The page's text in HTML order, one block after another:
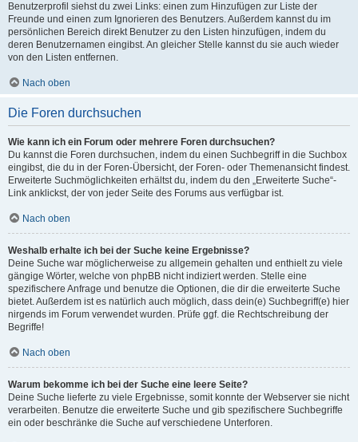
Benutzerprofil siehst du zwei Links: einen zum Hinzufügen zur Liste der
Freunde und einen zum Ignorieren des Benutzers. Außerdem kannst du im
persönlichen Bereich direkt Benutzer zu den Listen hinzufügen, indem du
deren Benutzernamen eingibst. An gleicher Stelle kannst du sie auch wieder
von den Listen entfernen.
Nach oben
Die Foren durchsuchen
Wie kann ich ein Forum oder mehrere Foren durchsuchen?
Du kannst die Foren durchsuchen, indem du einen Suchbegriff in die Suchbox
eingibst, die du in der Foren-Übersicht, der Foren- oder Themenansicht findest.
Erweiterte Suchmöglichkeiten erhältst du, indem du den „Erweiterte Suche“-
Link anklickst, der von jeder Seite des Forums aus verfügbar ist.
Nach oben
Weshalb erhalte ich bei der Suche keine Ergebnisse?
Deine Suche war möglicherweise zu allgemein gehalten und enthielt zu viele
gängige Wörter, welche von phpBB nicht indiziert werden. Stelle eine
spezifischere Anfrage und benutze die Optionen, die dir die erweiterte Suche
bietet. Außerdem ist es natürlich auch möglich, dass dein(e) Suchbegriff(e) hier
nirgends im Forum verwendet wurden. Prüfe ggf. die Rechtschreibung der
Begriffe!
Nach oben
Warum bekomme ich bei der Suche eine leere Seite?
Deine Suche lieferte zu viele Ergebnisse, somit konnte der Webserver sie nicht
verarbeiten. Benutze die erweiterte Suche und gib spezifischere Suchbegriffe
ein oder beschränke die Suche auf verschiedene Unterforen.